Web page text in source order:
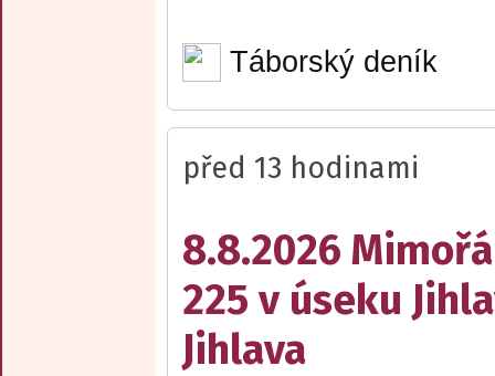
Táborský deník
před 13 hodinami
8.8.2026
225 v úseku
Jihlava